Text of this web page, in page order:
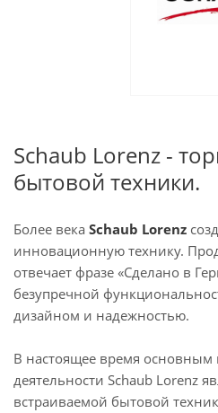
Schaub Lorenz -
бытовой техники.
Более века Schaub Lorenz
инновационную технику.
отвечает фразе «Сделано в
безупречной
дизайном и надежностью.
В настоящее время основным
деятельности Schaub Lorenz
встраиваемой бытовой